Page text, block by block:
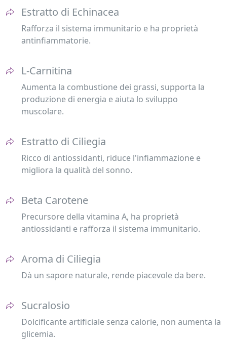
Estratto di Echinacea
Rafforza il sistema immunitario e ha proprietà
antinfiammatorie.
L-Carnitina
Aumenta la combustione dei grassi, supporta la
produzione di energia e aiuta lo sviluppo
muscolare.
Estratto di Ciliegia
Ricco di antiossidanti, riduce l'infiammazione e
migliora la qualità del sonno.
Beta Carotene
Precursore della vitamina A, ha proprietà
antiossidanti e rafforza il sistema immunitario.
Aroma di Ciliegia
Dà un sapore naturale, rende piacevole da bere.
Sucralosio
Dolcificante artificiale senza calorie, non aumenta la
glicemia.